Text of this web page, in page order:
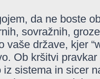
da ne boste
sovražnih,
vaše države, kjer
Ob kršitvi
iz sistema in sicer